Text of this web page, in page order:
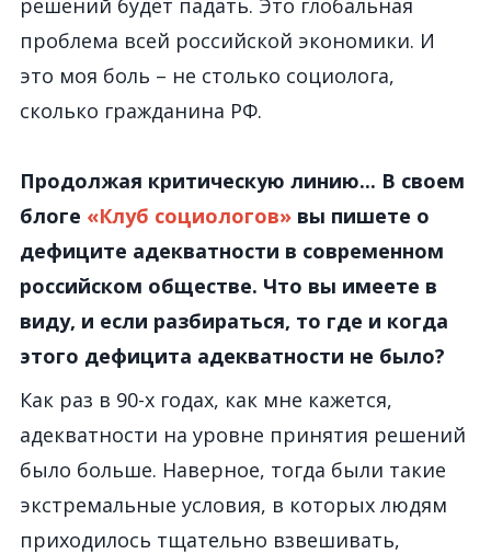
решений будет падать. Это глобальная
проблема всей российской экономики. И
это моя боль – не столько социолога,
сколько гражданина РФ.
Продолжая критическую линию... В своем
блоге «Клуб социологов» вы пишете о
дефиците адекватности в современном
российском обществе. Что вы имеете в
виду, и если разбираться, то где и когда
этого дефицита адекватности не было?
Как раз в 90-х годах, как мне кажется,
адекватности на уровне принятия решений
было больше. Наверное, тогда были такие
экстремальные условия, в которых людям
приходилось тщательно взвешивать,